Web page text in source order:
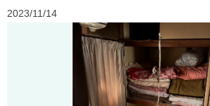
2023/11/14